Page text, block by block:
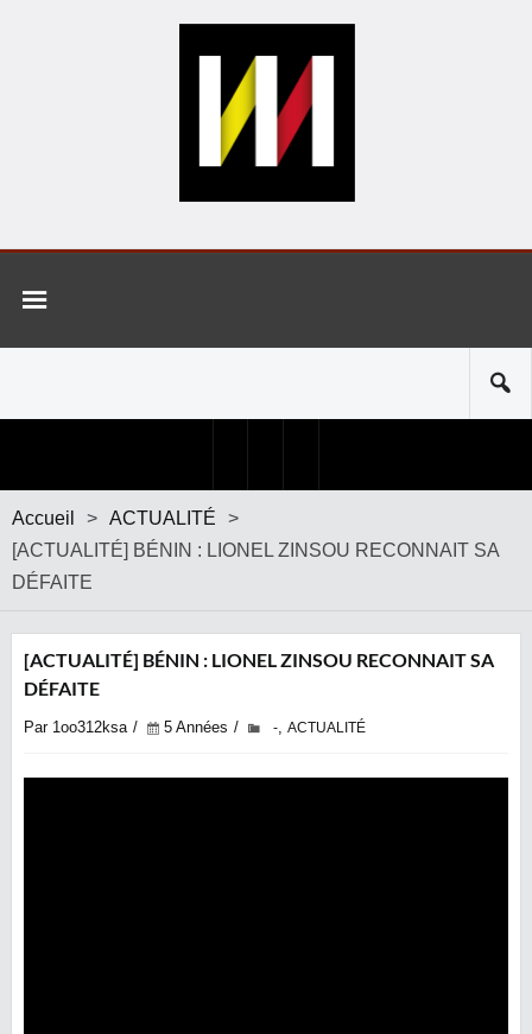
Accueil > ACTUALITÉ
>
[ACTUALITÉ] BÉNIN : LIONEL ZINSOU RECONNAIT SA
DÉFAITE
[ACTUALITÉ] BÉNIN : LIONEL ZINSOU RECONNAIT SA
DÉFAITE
Par 1oo312ksa 5 Années -, ACTUALITÉ